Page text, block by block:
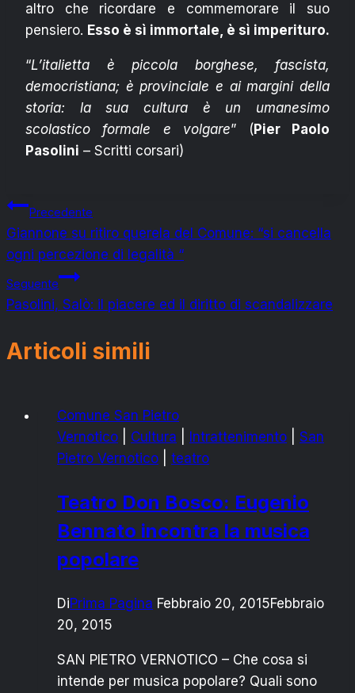
altro che ricordare e commemorare il suo
pensiero. Esso è sì immortale, è sì imperituro.
“L’italietta è piccola borghese, fascista,
democristiana; è provinciale e ai margini della
storia: la sua cultura è un umanesimo
scolastico formale e volgare” ( Pier Paolo
Pasolini – Scritti corsari)
Navigazione
articoli
Precedente
Giannone su ritiro querela del Comune: “si cancella
ogni percezione di legalità “
Seguente
Pasolini, Salò: il piacere ed il diritto di scandalizzare
Articoli simili
Comune San Pietro
Vernotico
Cultura Intrattenimento
San
Pietro Vernotico
teatro
Teatro Don Bosco: Eugenio
Bennato incontra la musica
popolare
DiPrima Pagina Febbraio 20, 2015Febbraio
20, 2015
SAN PIETRO VERNOTICO – Che cosa si
intende per musica popolare? Quali sono